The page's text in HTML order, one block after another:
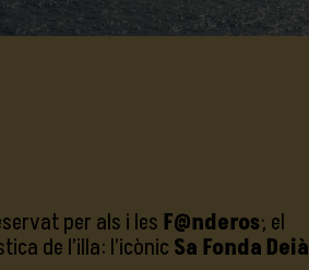
per als i les F@nderos; el
de l’illa: l’icònic Sa Fonda Deià